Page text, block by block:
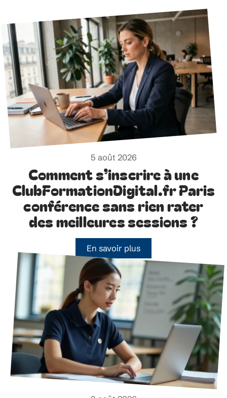
5 août 2026
Comment s’inscrire à une
ClubFormationDigital.fr Paris
conférence sans rien rater
des meilleures sessions ?
En savoir plus